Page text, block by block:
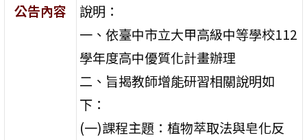
公告內容
說明：
一、依臺中市立大甲高級中等學校112
學年度高中優質化計畫辦理
二、旨揭教師增能研習相關說明如
下：
(一)課程主題：植物萃取法與皂化反